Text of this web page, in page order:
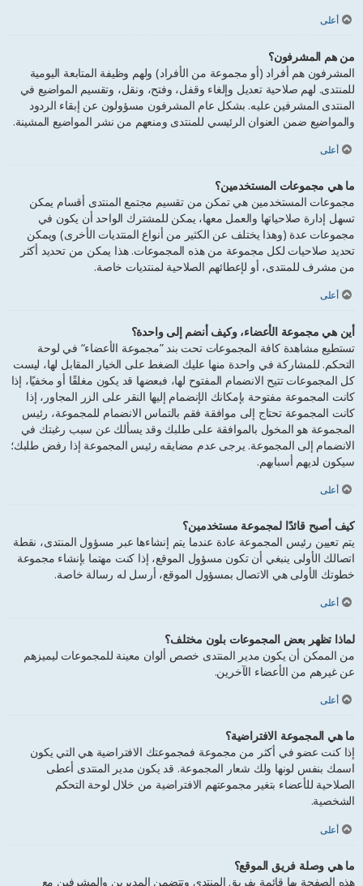
أعلى
من هم المشرفون؟
المشرفون هم أفراد (أو مجموعة من الأفراد) ولهم وظيفة المتابعة اليومية
للمنتدى. لهم صلاحية تعديل وإلغاء وقفل، وفتح، ونقل، وتقسيم المواضيع في
المنتدى المشرفين عليه. بشكل عام المشرفون مسؤولون عن إبقاء الردود
والمواضيع ضمن العنوان الرئيسي للمنتدى ومنعهم من نشر المواضيع المشينة.
أعلى
ما هي مجموعات المستخدمين؟
مجموعات المستخدمين هي تمكن من تقسيم مجتمع المنتدى أقسام يمكن
تسهل إدارة صلاحياتها والعمل معها، يمكن للمشترك الواحد أن يكون في
مجموعات عدة (وهذا يختلف عن الكثير من أنواع المنتديات الأخرى) ويمكن
تحديد صلاحيات لكل مجموعة من هذه المجموعات. هذا يمكن من تحديد أكثر
من مشرف للمنتدى، أو لإعطائهم الصلاحية لمنتديات خاصة.
أعلى
أين هي مجموعة الأعضاء، وكيف أنضم إلى واحدة؟
تستطيع مشاهدة كافة المجموعات تحت بند ”مجموعة الأعضاء“ في لوحة
التحكم. للمشاركة في واحدة منها عليك الضغط على الخيار المقابل لها، ليست
كل المجموعات تتيح الانضمام المفتوح لها، فبعضها قد يكون مغلقًا أو مخفيًا، إذا
كانت المجموعة مفتوحة بإمكانك الإنضمام إليها النقر على الزر المجاور، إذا
كانت المجموعة تحتاج إلى موافقة فقم بالتماس الانضمام للمجموعة، رئيس
المجموعة هو المخول بالموافقة على طلبك وقد يسألك عن سبب رغبتك في
الانضمام إلى المجموعة. يرجى عدم مضايقه رئيس المجموعة إذا رفض طلبك؛
سيكون لديهم أسبابهم.
أعلى
كيف أصبح قائدًا لمجموعة مستخدمين؟
يتم تعيين رئيس المجموعة عادة عندما يتم إنشاءها عبر مسؤول المنتدى، نقطة
اتصالك الأولى ينبغي أن تكون مسؤول الموقع، إذا كنت مهتما بإنشاء مجموعة
خطوتك الأولى هي الاتصال بمسؤول الموقع، أرسل له رسالة خاصة.
أعلى
لماذا تظهر بعض المجموعات بلون مختلف؟
من الممكن أن يكون مدير المنتدى خصص ألوان معينة للمجموعات ليميزهم
عن غيرهم من الأعضاء الآخرين.
أعلى
ما هي المجموعة الافتراضية؟
إذا كنت عضو في أكثر من مجموعة فمجموعتك الافتراضية هي التي يكون
اسمك بنفس لونها ولك شعار المجموعة. قد يكون مدير المنتدى أعطى
الصلاحية للأعضاء بتغير مجموعتهم الافتراضية من خلال لوحة التحكم
الشخصية.
أعلى
ما هي وصلة فريق الموقع؟
هذه الصفحة بها قائمة بفريق المنتدى وتتضمن المديرين والمشرفين مع